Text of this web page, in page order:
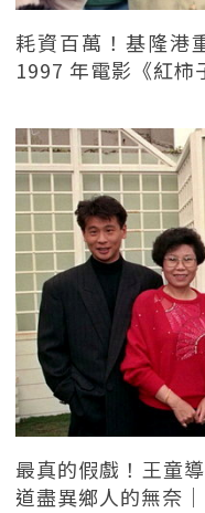
耗資百萬！基隆港
1997 年電影《紅柿
最真的假戲！王童
道盡異鄉人的無奈